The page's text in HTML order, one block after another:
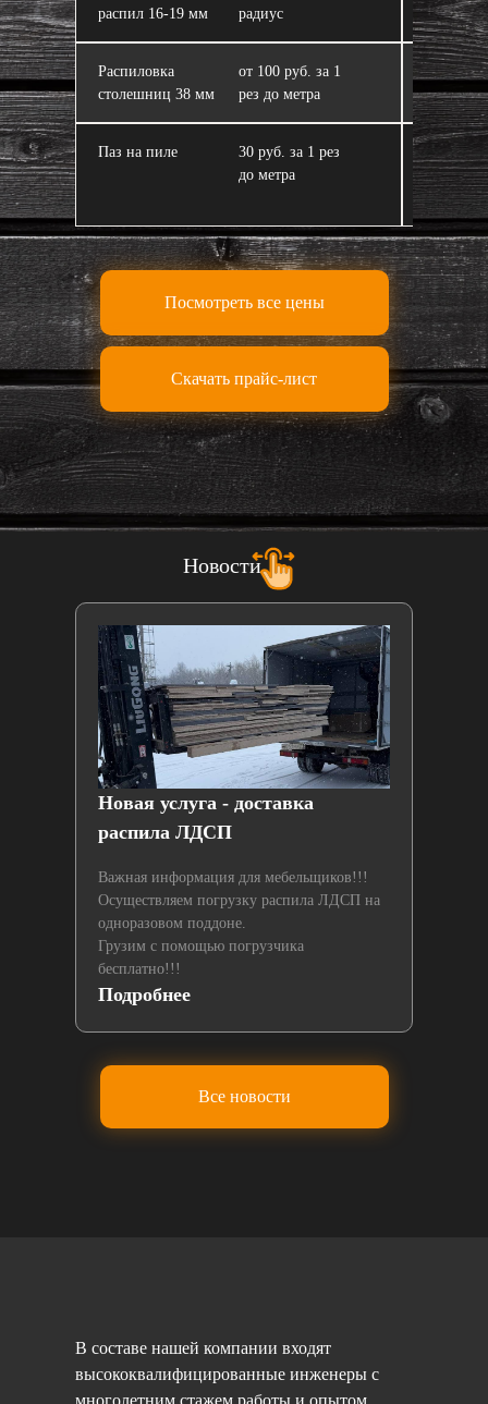
распил 16‑19 мм
радиус
Распиловка
столешниц 38 мм
от 100 руб. за 1
рез до метра
Склейка
из ЛДСП
Паз на пиле
30 руб. за 1 рез
до метра
Завал
Посмотреть все цены
Скачать прайс-лист
Новости
Новая услуга - доставка
распила ЛДСП
Важная информация для мебельщиков!!!
Осуществляем погрузку распила ЛДСП на
одноразовом поддоне.
Грузим с помощью погрузчика
бесплатно!!!
Подробнее
Все новости
В составе нашей компании входят
высококвалифицированные инженеры с
многолетним стажем работы и опытом